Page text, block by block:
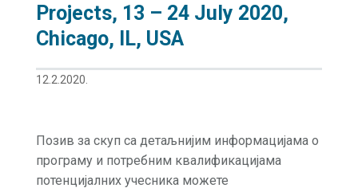
Projects, 13 – 24 July 2020,
Chicago, IL, USA
12.2.2020.
Позив за скуп са детаљнијим информацијама о
програму и потребним квалификацијама
потенцијалних учесника можете